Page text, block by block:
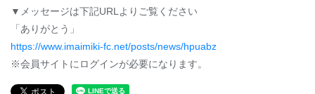
▼メッセージは下記URLよりご覧ください
「ありがとう」
https://www.imaimiki-fc.net/posts/news/hpuabz
※会員サイトにログインが必要になります。